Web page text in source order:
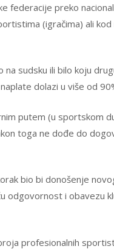
preko
(igračima) ali
sudsku ili bilo koju
dolazi u više od
putem (u sportskom
toga ne dođe do
bio bi donošenje
i obavezu
profesionalnih